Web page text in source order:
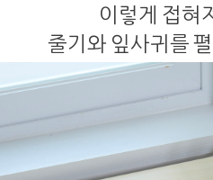
이렇게 접혀
줄기와 잎사귀를